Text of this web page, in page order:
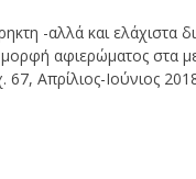
-αλλά και ελάχιστα
μορφή αφιερώματος στα
Απρίλιος-Ιούνιος